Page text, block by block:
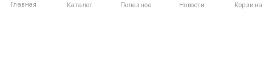
Главная Каталог Полезное Новости Корзина